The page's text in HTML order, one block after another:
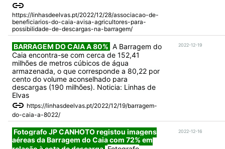
https://linhasdeelvas.pt/2022/12/28/associacao-de-
beneficiarios-do-caia-avisa-agricultores-para-
possibilidade-de-descargas-na-barragem/
BARRAGEM DO CAIA A 80% A Barragem do
Caia encontra-se com cerca de 152,41
milhões de metros cúbicos de água
armazenada, o que corresponde a 80,22 por
cento do volume aconselhado para
descargas (190 milhões). Noticia: Linhas de
Elvas
https://linhasdeelvas.pt/2022/12/19/barragem-
do-caia-a-8022/
2022-12-19
Fotografo JP CANHOTO registou imagens
aéreas da Barragem do Caia com 72% em
2022-12-16